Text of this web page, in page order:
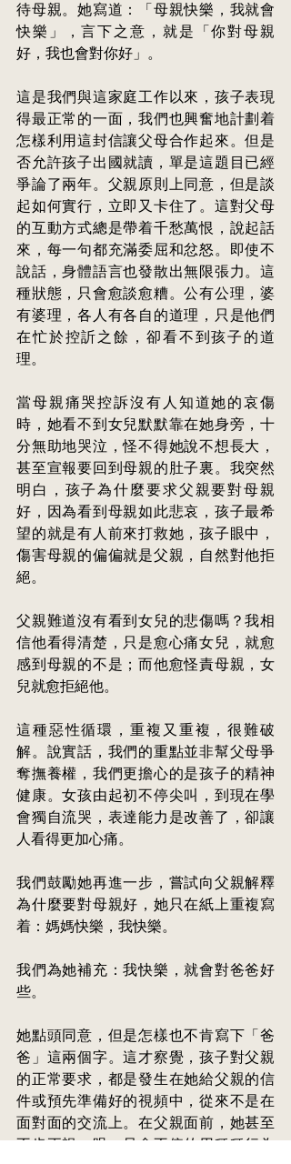
待母親。她寫道：「母親快樂，我就會
快樂」，言下之意，就是「你對母親
好，我也會對你好」。
這是我們與這家庭工作以來，孩子表現
得最正常的一面，我們也興奮地計劃着
怎樣利用這封信讓父母合作起來。但是
否允許孩子出國就讀，單是這題目已經
爭論了兩年。父親原則上同意，但是談
起如何實行，立即又卡住了。這對父母
的互動方式總是帶着千愁萬恨，說起話
來，每一句都充滿委屈和忿怒。即使不
說話，身體語言也發散出無限張力。這
種狀態，只會愈談愈糟。公有公理，婆
有婆理，各人有各自的道理，只是他們
在忙於控訢之餘，卻看不到孩子的道
理。
當母親痛哭控訴沒有人知道她的哀傷
時，她看不到女兒默默靠在她身旁，十
分無助地哭泣，怪不得她說不想長大，
甚至宣報要回到母親的肚子裏。我突然
明白，孩子為什麼要求父親要對母親
好，因為看到母親如此悲哀，孩子最希
望的就是有人前來打救她，孩子眼中，
傷害母親的偏偏就是父親，自然對他拒
絕。
父親難道沒有看到女兒的悲傷嗎？我相
信他看得清楚，只是愈心痛女兒，就愈
感到母親的不是；而他愈怪責母親，女
兒就愈拒絕他。
這種惡性循環，重複又重複 ，很難破
解。說實話，我們的重點並非幫父母爭
奪撫養權，我們更擔心的是孩子的精神
健康。女孩由起初不停尖叫，到現在學
會獨自流哭，表達能力是改善了，卻讓
人看得更加心痛。
我們鼓勵她再進一步，嘗試向父親解釋
為什麼要對母親好，她只在紙上重複寫
着：媽媽快樂，我快樂。
我們為她補充：我快樂，就會對爸爸好
些。
她點頭同意，但是怎樣也不肯寫下「爸
爸」這兩個字。這才察覺，孩子對父親
的正常要求，都是發生在她給父親的信
件或預先準備好的視頻中，從來不是在
面對面的交流上。在父親面前，她甚至
不肯正視一眼，只會不停的用種種行為